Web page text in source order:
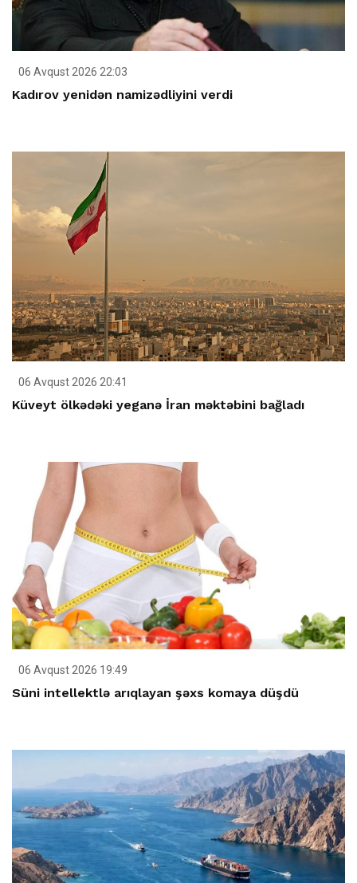
06 Avqust 2026 22:03
Kadırov yenidən namizədliyini verdi
06 Avqust 2026 20:41
Küveyt ölkədəki yeganə İran məktəbini bağladı
06 Avqust 2026 19:49
Süni intellektlə arıqlayan şəxs komaya düşdü